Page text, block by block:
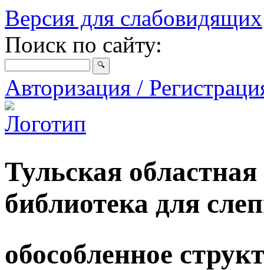
Версия для слабовидящих
Поиск по сайту:
Авторизация /
Тульская
библиотека для
обособленное